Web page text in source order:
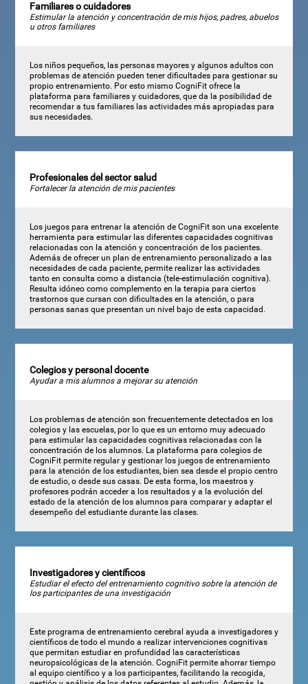
Familiares o cuidadores
Estimular la atención y concentración de mis hijos, padres, abuelos
u otros familiares
Los niños pequeños, las personas mayores y algunos adultos con
problemas de atención pueden tener dificultades para gestionar su
propio entrenamiento. Por esto mismo CogniFit ofrece la
plataforma para familiares y cuidadores, que da la posibilidad de
recomendar a tus familiares las actividades más apropiadas para
sus necesidades.
Profesionales del sector salud
Fortalecer la atención de mis pacientes
Los juegos para entrenar la atención de CogniFit son una excelente
herramienta para estimular las diferentes capacidades cognitivas
relacionadas con la atención y concentración de los pacientes.
Además de ofrecer un plan de entrenamiento personalizado a las
necesidades de cada paciente, permite realizar las actividades
tanto en consulta como a distancia (tele-estimulación cognitiva).
Resulta idóneo como complemento en la terapia para ciertos
trastornos que cursan con dificultades en la atención, o para
personas sanas que presentan un nivel bajo de esta capacidad.
Colegios y personal docente
Ayudar a mis alumnos a mejorar su atención
Los problemas de atención son frecuentemente detectados en los
colegios y las escuelas, por lo que es un entorno muy adecuado
para estimular las capacidades cognitivas relacionadas con la
concentración de los alumnos. La plataforma para colegios de
CogniFit permite regular y gestionar los juegos de entrenamiento
para la atención de los estudiantes, bien sea desde el propio centro
de estudio, o desde sus casas. De esta forma, los maestros y
profesores podrán acceder a los resultados y a la evolución del
estado de la atención de los alumnos para comparar y adaptar el
desempeño del estudiante durante las clases.
Investigadores y científicos
Estudiar el efecto del entrenamiento cognitivo sobre la atención de
los participantes de una investigación
Este programa de entrenamiento cerebral ayuda a investigadores y
científicos de todo el mundo a realizar intervenciones cognitivas
que permitan estudiar en profundidad las características
neuropsicológicas de la atención. CogniFit permite ahorrar tiempo
al equipo científico y a los participantes, facilitando la recogida,